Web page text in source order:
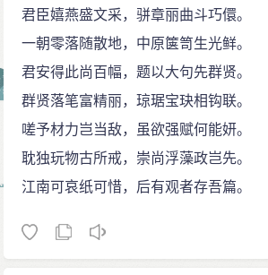
君臣嬉燕盛文采，骈章丽曲斗巧儇。
一朝零落随散地，中原箧笥生光鲜。
君安得此尚百幅，题以大句先群贤。
群贤落笔富精丽，琼琚宝玦相钩联。
嗟予材力岂当敌，虽欲强赋何能妍。
耽独玩物古所戒，崇尚浮藻政岂先。
江南可哀纸可惜，后有观者存吾篇。